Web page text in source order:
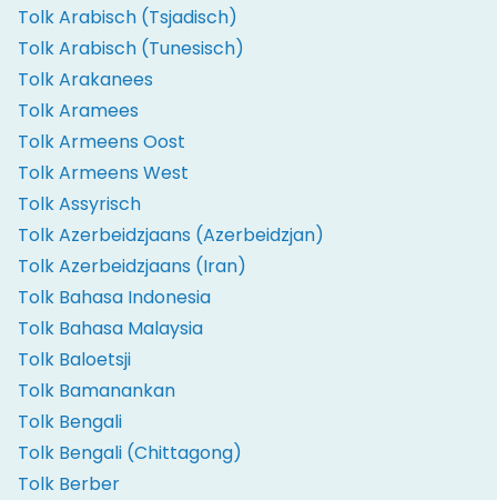
Tolk Arabisch (Tsjadisch)
Tolk Arabisch (Tunesisch)
Tolk Arakanees
Tolk Aramees
Tolk Armeens Oost
Tolk Armeens West
Tolk Assyrisch
Tolk Azerbeidzjaans (Azerbeidzjan)
Tolk Azerbeidzjaans (Iran)
Tolk Bahasa Indonesia
Tolk Bahasa Malaysia
Tolk Baloetsji
Tolk Bamanankan
Tolk Bengali
Tolk Bengali (Chittagong)
Tolk Berber